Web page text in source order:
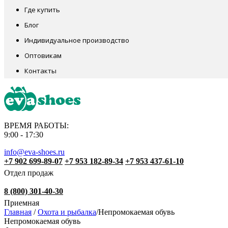
Где купить
Блог
Индивидуальное производство
Оптовикам
Контакты
ВРЕМЯ РАБОТЫ:
9:00 - 17:30
info@eva-shoes.ru
+7 902 699-89-07 +7 953 182-89-34 +7 953 437-61-10
Отдел продаж
8 (800) 301-40-30
Приемная
Главная / Охота и рыбалка/Непромокаемая обувь
Непромокаемая обувь